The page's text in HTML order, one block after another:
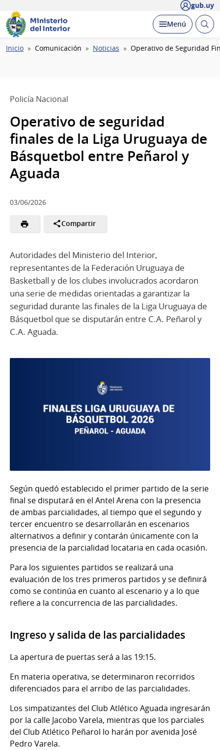
gub.uy
Ministerio
del Interior
Desplegar
Menú Abrir
Ruta
Inicio Comunicación Noticias Operativo de Seguridad
Policía Nacional
Operativo de seguridad
finales de la Liga Uruguaya de
Básquetbol entre Peñarol y
Aguada
03/06/2026
Compartir
Autoridades del Ministerio del Interior,
representantes de la Federación Uruguaya de
Basketball y de los clubes involucrados acordaron
una serie de medidas orientadas a garantizar la
seguridad durante las finales de la Liga Uruguaya de
Básquetbol que se disputarán entre C.A. Peñarol y
C.A. Aguada.
Según quedó establecido el primer partido de la serie
final se disputará en el Antel Arena con la presencia
de ambas parcialidades, al tiempo que el segundo y
tercer encuentro se desarrollarán en escenarios
alternativos a definir y contarán únicamente con la
presencia de la parcialidad locataria en cada ocasión.
Para los siguientes partidos se realizará una
evaluación de los tres primeros partidos y se definirá
como se continúa en cuanto al escenario y a lo que
refiere a la concurrencia de las parcialidades.
Ingreso y salida de las parcialidades
La apertura de puertas será a las 19:15.
En materia operativa, se determinaron recorridos
diferenciados para el arribo de las parcialidades.
Los simpatizantes del Club Atlético Aguada ingresarán
por la calle Jacobo Varela, mientras que los parciales
del Club Atlético Peñarol lo harán por avenida José
Pedro Varela.